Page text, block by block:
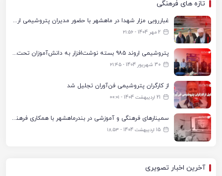
تازه های فرهنگی
غبارروبی مزار شهدا در ماهشهر با حضور مدیران پتروشیمی اروند و مسئولان شهری
2 مهر 1404 - ۲۱:۵۶
پتروشیمی اروند ۹۸۵ بسته نوشت‌افزار به دانش‌آموزان تحت پوشش کمیته امداد بندرماهشهر اهدا کرد
30 شهریور 1404 - ۲۱:۴۵
از کارگران پتروشیمی فن‌آوران تجلیل شد
21 اردیبهشت 1404 - ۰۰:۰۱
سمینارهای فرهنگی و آموزشی در بندرماهشهر با همکاری فرهنگ‌سرای پتروشیمی مارون
15 اردیبهشت 1404 - ۱۸:۵۳
آخرین اخبار تصویری